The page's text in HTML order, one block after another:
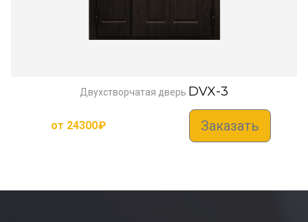
Двухстворчатая дверь DVX-3
от 24300₽ Заказать